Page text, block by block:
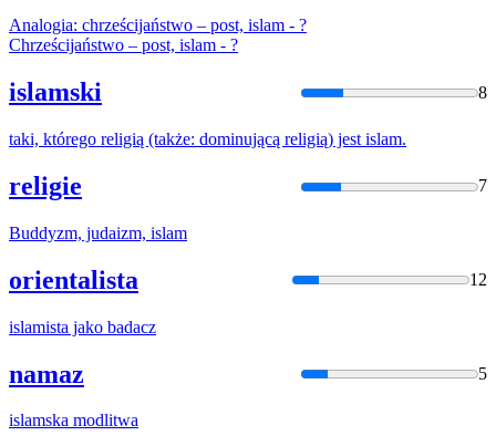
Analogia: chrześcijaństwo – post, islam - ?
Chrześcijaństwo – post, islam - ?
islamski 8
taki, którego religią (także: dominującą religią) jest islam.
religie 7
Buddyzm, judaizm, islam
orientalista 12
islamista jako badacz
namaz 5
islamska modlitwa